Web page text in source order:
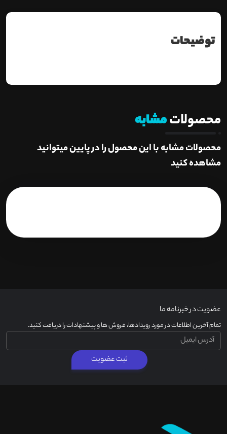
توضیحات
محصولاتمشابه
محصولات مشابه با این محصول را در پایین میتوانید
مشاهده کنید
عضویت در خبرنامه ما
تمام آخرین اطلاعات در مورد رویدادها، فروش ها و پیشنهادات را دریافت کنید.
ثبت عضویت